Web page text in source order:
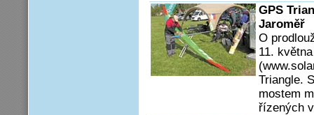
GPS
Jaroměř
O
11.
Triangle.
mostem
řízených